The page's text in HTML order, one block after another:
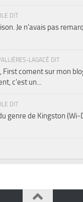
DIT
Je n'avais pas
LAGACÉ DIT
First coment sur mon
c'est un...
DIT
genre de Kingston